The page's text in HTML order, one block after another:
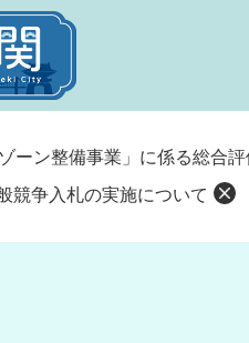
ーン整備事業」に係る総合
競争入札の実施について